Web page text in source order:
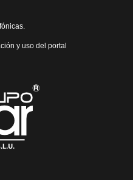
y uso del portal